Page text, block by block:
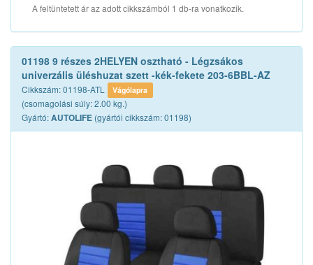
A feltüntetett ár az adott cikkszámból 1 db-ra vonatkozik.
01198 9 részes 2HELYEN osztható - Légzsákos
univerzális üléshuzat szett -kék-fekete 203-6BBL-AZ
Cikkszám: 01198-ATL Vágólapra
(csomagolási súly: 2.00 kg.)
Gyártó:AUTOLIFE (gyártói cikkszám: 01198)